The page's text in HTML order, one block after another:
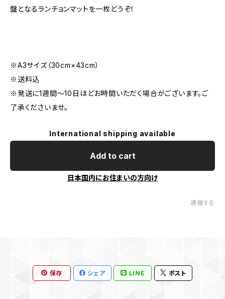
盤となるランチョンマットを一枚どうぞ！
※A3サイズ（30cm×43cm）
※送料込
※発送に1週間〜10日ほどお時間いただく場合がございます。ご
了承くださいませ。
International shipping available
Add to cart
日本国内にお住まいの方向け
通報する
保存 シェア LINE ポスト